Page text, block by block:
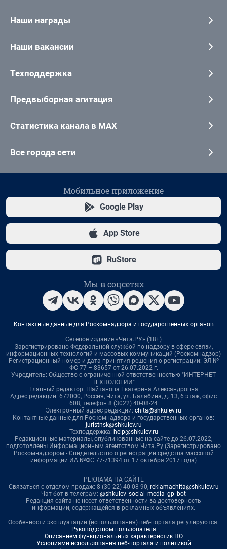
Наши награды
Наши вакансии
Техподдержка
Предвыборная агитация
Статистика канала в MAX
Все города сети
Мобильное приложение
Google Play
App Store
RuStore
Мы в соцсетях
Контактные данные для Роскомнадзора и государственных органов
Сетевое издание «Чита.РУ» (18+)
Зарегистрировано Федеральной службой по надзору в сфере связи,
информационных технологий и массовых коммуникаций (Роскомнадзор)
Регистрационный номер и дата принятия решения о регистрации: ЭЛ №
ФС 77 – 83657 от 26.07.2022 г.
Учредитель: Общество с ограниченной ответственностью "ИНТЕРНЕТ
ТЕХНОЛОГИИ"
Главный редактор: Шайтанова Екатерина Александровна
Адрес редакции: 672000, Россия, Чита, ул. Балябина, д. 13, 6 этаж, офис
608, телефон 8 (3022) 40-08-24
Электронный адрес редакции: chita@shkulev.ru
Контактные данные для Роскомнадзора и государственных органов:
juristnsk@shkulev.ru
Техподдержка: help@shkulev.ru
Редакционные материалы, опубликованные на сайте до 26.07.2022,
подготовлены Информационным агентством Чита.Ру (Зарегистрировано
Роскомнадзором - Свидетельство о регистрации средства массовой
информации ИА №ФС 77-71394 от 17 октября 2017 года)
РЕКЛАМА НА САЙТЕ
Связаться с отделом продаж: 8 (30-22) 40-08-90, reklamachita@shkulev.ru
Чат-бот в телеграм: @shkulev_social_media_gp_bot
Редакция сайта не несет ответственности за достоверность
информации, содержащейся в рекламных объявлениях.
Особенности эксплуатации (использования) веб-портала регулируются:
Руководством пользователя
Описанием функциональных характеристик ПО
Условиями использования веб-портала и политикой